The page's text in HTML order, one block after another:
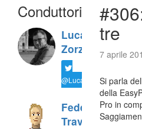
Conduttori
Luca
Zorzi
@LucaTNT
Federico
Travaini
tre
7 aprile
Si parla
della
Pro in